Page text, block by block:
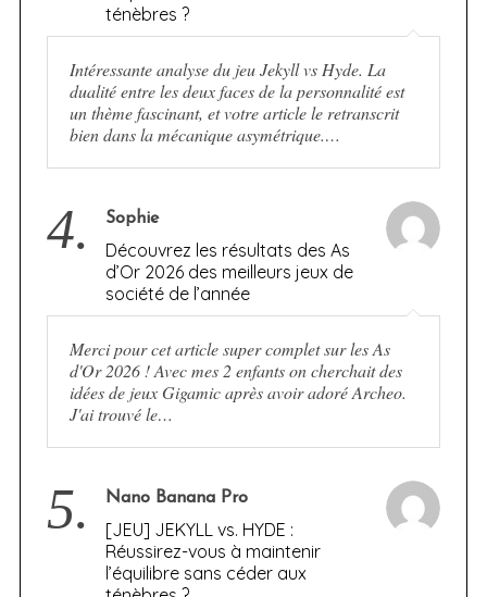
ténèbres ?
Intéressante analyse du jeu Jekyll vs Hyde. La
dualité entre les deux faces de la personnalité est
un thème fascinant, et votre article le retranscrit
bien dans la mécanique asymétrique.…
4. Sophie
Découvrez les résultats des As
d’Or 2026 des meilleurs jeux de
société de l’année
Merci pour cet article super complet sur les As
d'Or 2026 ! Avec mes 2 enfants on cherchait des
idées de jeux Gigamic après avoir adoré Archeo.
J'ai trouvé le…
5. Nano Banana Pro
[JEU] JEKYLL vs. HYDE :
Réussirez-vous à maintenir
l’équilibre sans céder aux